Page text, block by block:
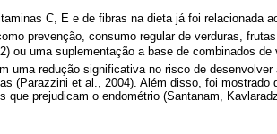
C, E e de fibras na dieta já foi
prevenção, consumo regular de verduras,
ou uma suplementação a base de combi­nados de
uma redução significativa no risco de
(Parazzini et al., 2004). Além disso, foi
que prejudicam o endométrio (Santanam,